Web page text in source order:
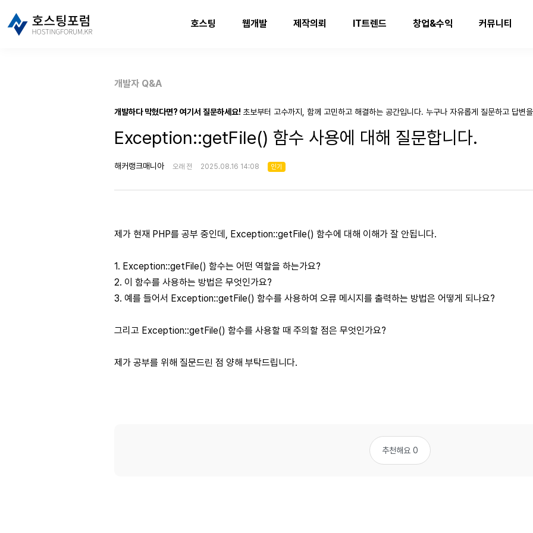
호스팅 웹개발 제작의뢰 IT트렌드 창업&수익 커뮤니티
개발자 Q&A
개발하다 막혔다면? 여기서 질문하세요! 초보부터 고수까지, 함께 고민하고 해결하는 공간입니다. 누구나 자유롭게 질문하고 답변
Exception::getFile() 함수 사용에 대해 질문합니다.
해커랭크매니아 오래 전 2025.08.16 14:08 인기
제가 현재 PHP를 공부 중인데, Exception::getFile() 함수에 대해 이해가 잘 안됩니다.
1. Exception::getFile() 함수는 어떤 역할을 하는가요?
2. 이 함수를 사용하는 방법은 무엇인가요?
3. 예를 들어서 Exception::getFile() 함수를 사용하여 오류 메시지를 출력하는 방법은 어떻게 되나요?
그리고 Exception::getFile() 함수를 사용할 때 주의할 점은 무엇인가요?
제가 공부를 위해 질문드린 점 양해 부탁드립니다.
추천해요 0